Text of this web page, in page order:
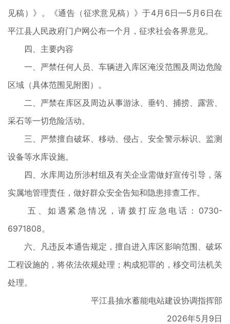
见稿）》。《通告（征求意见稿）》于4月6日—5月6日在
平江县人民政府门户网公布一个月，征求社会各界意见。
四、主要内容
一、严禁任何人员、车辆进入库区淹没范围及周边危险
区域（具体范围见附图）。
二、严禁在库区及周边从事游泳、垂钓、捕捞、露营、
采石等一切危险活动。
三、严禁擅自破坏、移动、侵占、安全警示标识、监测
设备等水库设施。
四、水库周边所涉村组及有关企业需做好宣传引导，落
实属地管理责任，做好群众安全告知和隐患排查工作。
五、如遇紧急情况，请拨打应急电话：0730-
6971808。
六、凡违反本通告规定，擅自进入库区影响范围、破坏
工程设施的，将依法依规处理；构成犯罪的，移交司法机关
处理。
平江县抽水蓄能电站建设协调指挥部
2026年5月9日